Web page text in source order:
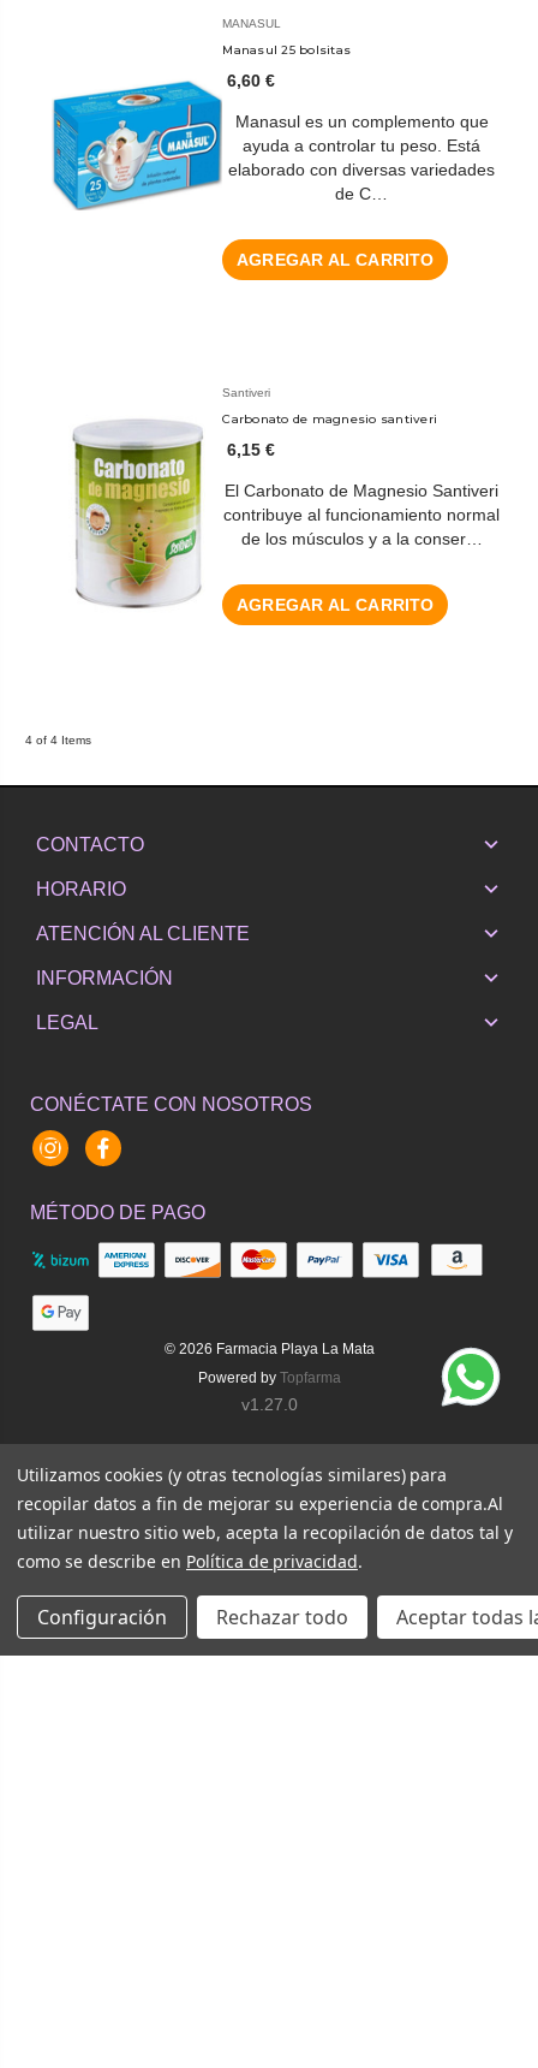
MANASUL
Manasul 25 bolsitas
6,60 €
Manasul es un complemento que
ayuda a controlar tu peso. Está
elaborado con diversas variedades
de C…
AGREGAR AL CARRITO
Santiveri
Carbonato de magnesio santiveri
6,15 €
El Carbonato de Magnesio Santiveri
contribuye al funcionamiento normal
de los músculos y a la conser…
AGREGAR AL CARRITO
4 of 4 Items
CONTACTO
HORARIO
ATENCIÓN AL CLIENTE
INFORMACIÓN
LEGAL
CONÉCTATE CON NOSOTROS
InstagramFacebook
MÉTODO DE PAGO
© 2026 Farmacia Playa La Mata
Powered by Topfarma
v1.27.0
Utilizamos cookies (y otras tecnologías similares) para
recopilar datos a fin de mejorar su experiencia de compra.Al
utilizar nuestro sitio web, acepta la recopilación de datos tal y
como se describe en Política de privacidad.
Configuración Rechazar todo Aceptar todas